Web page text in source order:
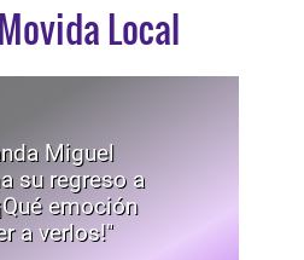
Local
Miguel
su regreso a
emoción
a verlos!"